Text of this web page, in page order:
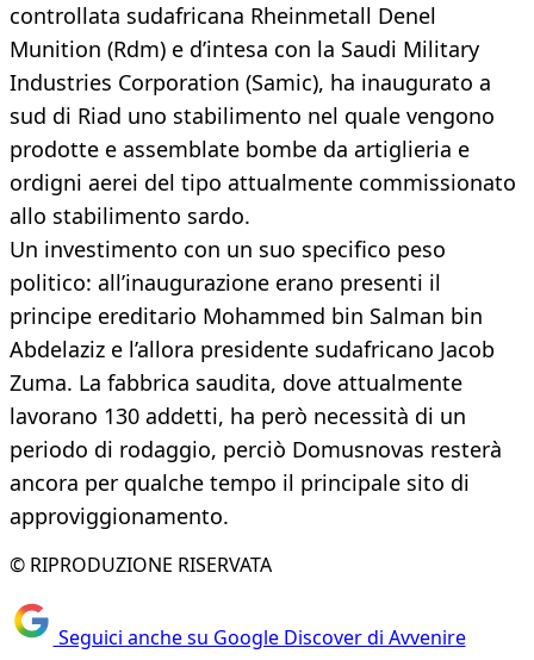
controllata sudafricana Rheinmetall Denel
Munition (Rdm) e d’intesa con la Saudi Military
Industries Corporation (Samic), ha inaugurato a
sud di Riad uno stabilimento nel quale vengono
prodotte e assemblate bombe da artiglieria e
ordigni aerei del tipo attualmente commissionato
allo stabilimento sardo.
Un investimento con un suo specifico peso
politico: all’inaugurazione erano presenti il
principe ereditario Mohammed bin Salman bin
Abdelaziz e l’allora presidente sudafricano Jacob
Zuma. La fabbrica saudita, dove attualmente
lavorano 130 addetti, ha però necessità di un
periodo di rodaggio, perciò Domusnovas resterà
ancora per qualche tempo il principale sito di
approviggionamento.
© RIPRODUZIONE RISERVATA
Seguici anche su Google Discover di Avvenire